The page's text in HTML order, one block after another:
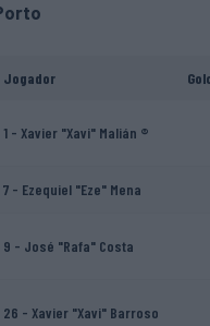
Jogador
1 - Xavier "Xavi" Malián ®
7 - Ezequiel "Eze" Mena
9 - José "Rafa" Costa
26 - Xavier "Xavi" Barroso